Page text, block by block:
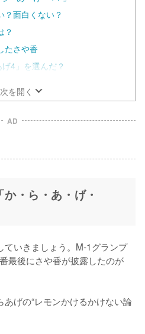
？面白くない？
？
たさや香
4」を選んだ？
を開く
AD
・ら・あ・げ・
ていきましょう。M-1グランプ
最後にさや香が披露したのが
げの“レモンかけるかけない論